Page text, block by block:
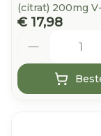
(citrat) 200mg
€ 17,98